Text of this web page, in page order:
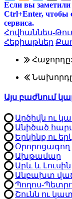
Если вы
Ctrl+Enter, чтобы
сервиса.
Հովհաննես-
Հեքիաթներ
Հաջորդը:
Այս բաժնում
Արծիվն ու
Անիծած
Երկինք ու
Օրորոցագող
Ախթամար
Արև և Լուսին
Անբախտ
Պողոս-
Շունն ու